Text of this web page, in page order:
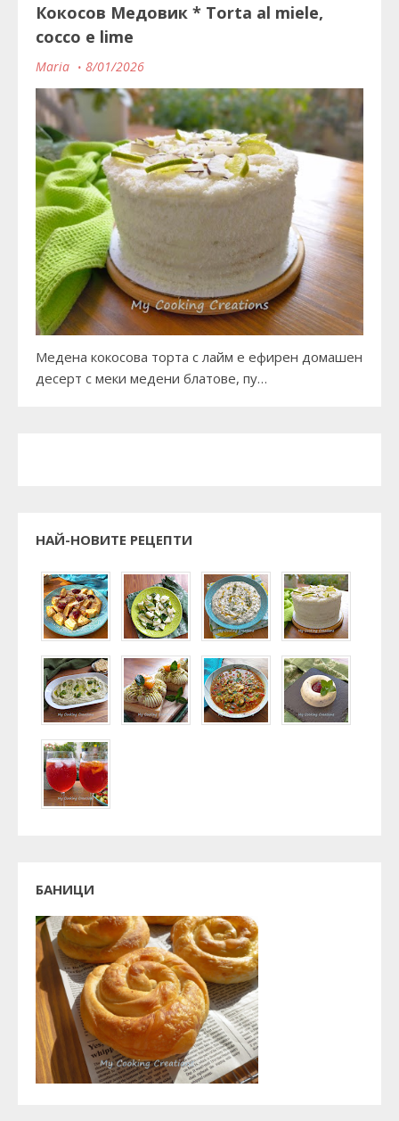
Кокосов Медовик * Torta al miele,
cocco e lime
Maria 8/01/2026
Медена кокосова торта с лайм е ефирен домашен
десерт с меки медени блатове, пу…
НАЙ-НОВИТЕ РЕЦЕПТИ
БАНИЦИ